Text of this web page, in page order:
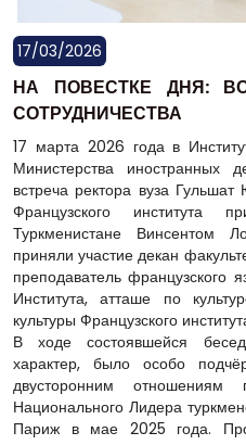
17/03/2026
НА ПОВЕСТКЕ ДНЯ:
СОТРУДНИЧЕСТВА
17 марта 2026 года в
Министерства иностранных
встреча ректора вуза
Французского института
Туркменистане Винсентом
приняли участие декан
преподаватель французского
Института, атташе по
культуры Французского
В ходе состоявшейся
характер, было особо
двусторонним
Национального Лидера
Париж в мае 2025 года.